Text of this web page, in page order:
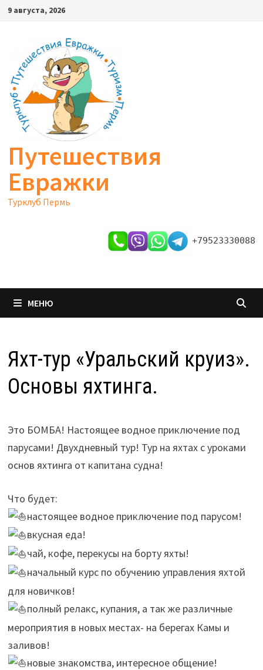
Перейти
содержимому
9 августа, 2026
Путешествия
Евражки
Турклуб Пермь
+79523330088
МЕНЮ
Яхт-тур «Уральский круиз».
Основы яхтинга.
Это БОМБА! Настоящее водное приключение под
парусами! Двухдневный тур! Тур на яхтах с уроками
основ яхтинга от капитана судна!
Что будет:
настоящее водное приключение под парусом!
вкусная еда!
чай, кофе, перекусы на борту яхты!
начальный курс по обучению управления яхтой
для новичков!
полный релакс, купания, а так же различные
мероприятия в новых местах- на берегах Камы и
заливов!
новые знакомства, интересное общение!